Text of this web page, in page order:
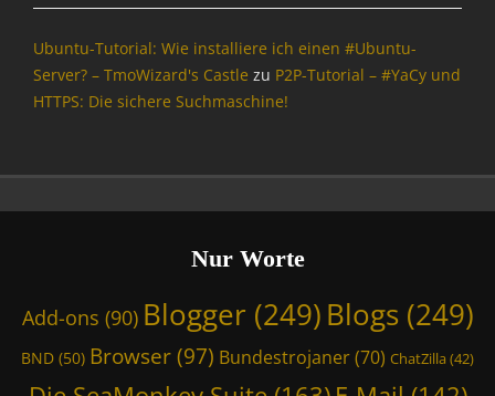
B
o
g
s
u
r
j
a
Ubuntu-Tutorial: Wie installiere ich einen #Ubuntu-
Server? – TmoWizard's Castle zu P2P-Tutorial – #YaCy und
HTTPS: Die sichere Suchmaschine!
Nur Worte
Add-ons (90) Blogger (249) Blogs(249)
BND (50) Browser (97) Bundestrojaner(70) ChatZilla(42)